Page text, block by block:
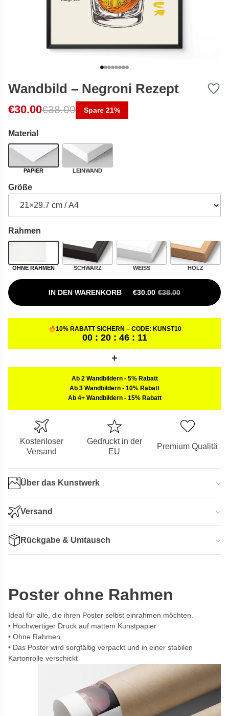
Wandbild – Negroni Rezept
€30.00€38.00
Ursprünglicher Preis war: €38.00
Aktueller Preis ist: €30.00.
Spare 21%
Material
PAPIER LEINWAND
Größe
Rahmen
OHNE RAHMEN SCHWARZ WEISS HOLZ
IN DEN WARENKORB €30.00 €38.00
URSPRÜNGLICHER PREIS
AKTUELLER PREIS IST:
10% RABATT SICHERN – CODE: KUNST10
00 : 20 : 46 : 10
Ab 2 Wandbildern- 5% Rabatt
Ab 3 Wandbildern - 10% Rabatt
Ab 4+ Wandbildern- 15% Rabatt
Kostenloser
Versand
Gedruckt in der
EU
Premium Qualitä
Über das Kunstwerk
Versand
Rückgabe & Umtausch
Poster ohne Rahmen
Ideal für alle, die ihren Poster selbst einrahmen möchten.
Hochwertiger Druck auf mattem Kunstpapier
Ohne Rahmen
Das Poster wird sorgfältig verpackt und in einer stabilen
Kartonrolle verschickt